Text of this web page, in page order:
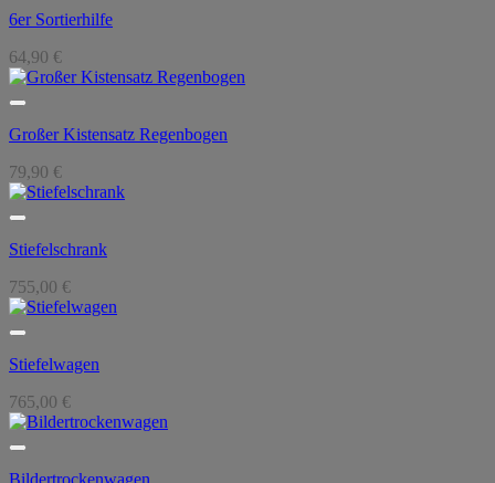
6er Sortierhilfe
64,90 €
Großer Kistensatz Regenbogen
79,90 €
Stiefelschrank
755,00 €
Stiefelwagen
765,00 €
Bildertrockenwagen